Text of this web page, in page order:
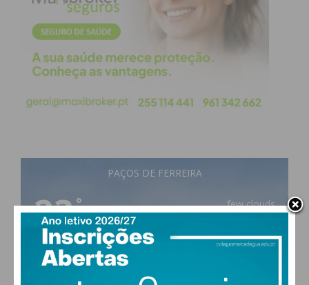
PAÇOS DE FERREIRA
23°
few clouds
MAX 23 • MIN 23